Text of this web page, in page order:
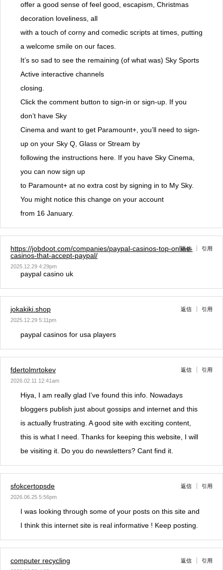
offer a good sense of feel good, escapism, Christmas
decoration loveliness, all
with a touch of corny and comedic scripts at times, putting
a welcome smile on our faces.
It’s so sad to see the remaining (of what was) Sky Sports
Active interactive channels
closing.
Click the comment button to sign-in or sign-up. If you
don’t have Sky
Cinema and want to get Paramount+, you’ll need to sign-
up on your Sky Q, Glass or Stream by
following the instructions here. If you have Sky Cinema,
you can now sign up
to Paramount+ at no extra cost by signing in to My Sky.
You might notice this change on your account
from 16 January.
https://jobdoot.com/companies/paypal-casinos-top-online-
casinos-that-accept-paypal/
2025.12.29 4:29pm
返信 引用
paypal casino uk
jokakiki.shop
2025.12.29 5:11pm
返信 引用
paypal casinos for usa players
fdertolmrtokev
2026.02.11 12:41am
返信 引用
Hiya, I am really glad I’ve found this info. Nowadays
bloggers publish just about gossips and internet and this
is actually frustrating. A good site with exciting content,
this is what I need. Thanks for keeping this website, I will
be visiting it. Do you do newsletters? Cant find it.
sfokcertopsde
2026.06.25 5:56pm
返信 引用
I was looking through some of your posts on this site and
I think this internet site is real informative ! Keep posting.
computer recycling 返信 引用